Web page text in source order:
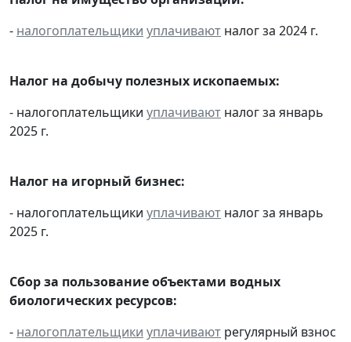
- налогоплательщики уплачивают налог за 2024 г.
Налог на добычу полезных ископаемых:
- налогоплательщики уплачивают налог за январь
2025 г.
Налог на игорный бизнес:
- налогоплательщики уплачивают налог за январь
2025 г.
Сбор за пользование объектами водных
биологических ресурсов:
- налогоплательщики уплачивают регулярный взнос